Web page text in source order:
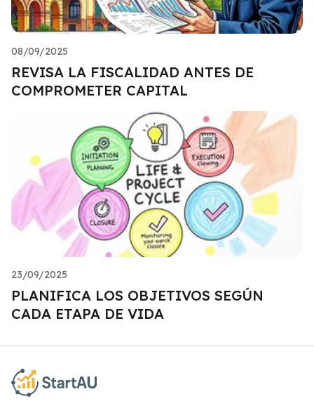
08/09/2025
REVISA LA FISCALIDAD ANTES DE
COMPROMETER CAPITAL
23/09/2025
PLANIFICA LOS OBJETIVOS SEGÚN
CADA ETAPA DE VIDA